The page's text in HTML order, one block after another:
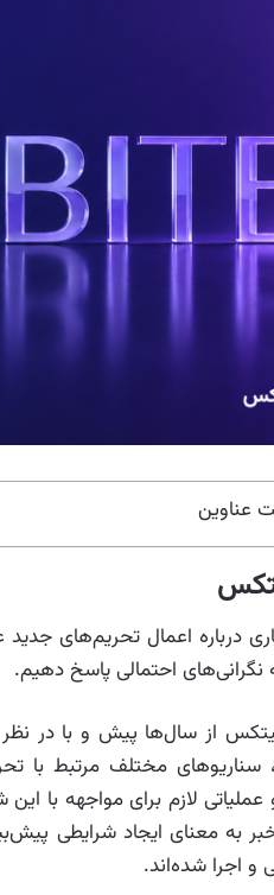
عناوین
درباره اعمال تحریم‌های
نگرانی‌های احتمالی پاسخ دهیم.
از سال‌ها پیش و با در نظر
سناریوهای مختلف مرتبط با
لازم برای مواجهه با
خبر به معنای ایجاد شرایطی
و اجرا شده‌اند.